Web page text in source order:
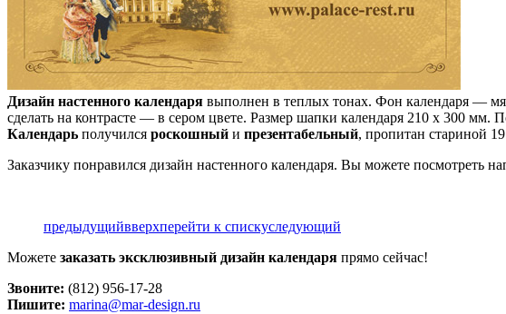
Дизайн настенного календаря выполнен в теплых тонах. Фон календаря —
сделать на контрасте — в сером цвете. Размер шапки календаря 210 х 300 мм.
Календарь получился роскошный и презентабельный, пропитан стариной 19
Заказчику понравился дизайн настенного календаря. Вы можете посмотреть
предыдущийвверхперейти к спискуследующий
Можете заказать эксклюзивный дизайн календаря прямо сейчас!
Звоните: (812) 956-17-28
Пишите: marina@mar-design.ru